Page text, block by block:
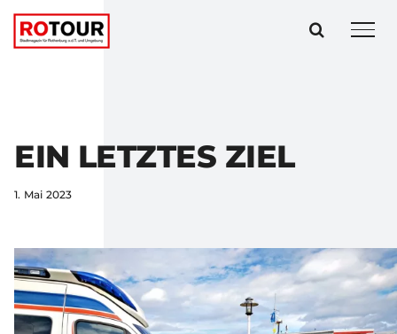
Zum
Inhalt
EIN LETZTES ZIEL
1. Mai 2023